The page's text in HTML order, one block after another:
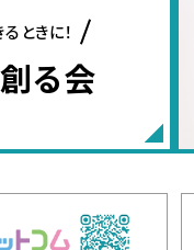
ときに！
る会